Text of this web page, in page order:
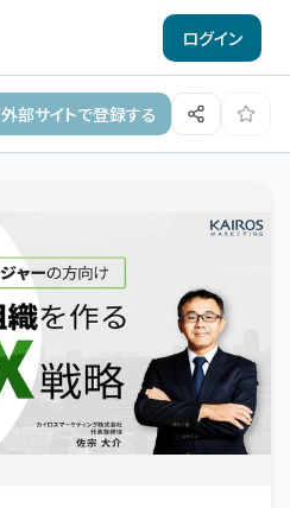
ログイン
外部サイトで登録する